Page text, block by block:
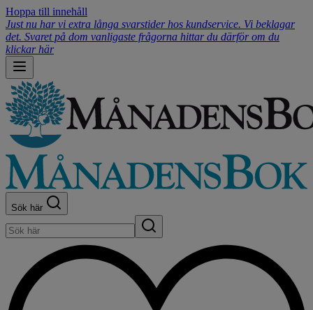
Hoppa till innehåll
Just nu har vi extra långa svarstider hos kundservice. Vi beklagar
det. Svaret på dom vanligaste frågorna hittar du därför om du
klickar här
Sök här